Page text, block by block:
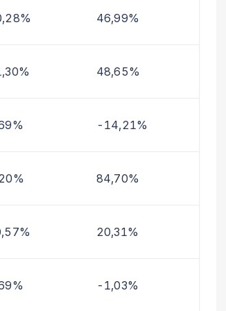
46,99%
48,65%
-14,21%
84,70%
20,31%
-1,03%